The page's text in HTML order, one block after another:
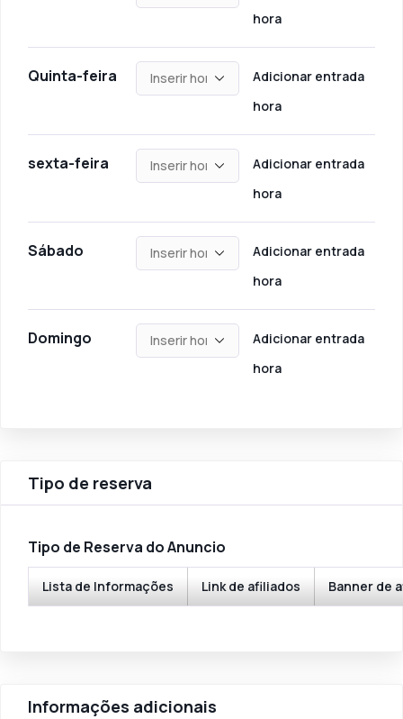
hora
Quinta-feira
Adicionar entrada
hora
sexta-feira
Adicionar entrada
hora
Sábado
Adicionar entrada
hora
Domingo
Adicionar entrada
hora
Tipo de reserva
Tipo de Reserva do Anuncio
Lista de Informações Link de afiliados Banner de
Informações adicionais